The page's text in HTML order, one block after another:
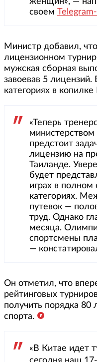
своем
Министр добавил,
лицензионном
мужская сборная
завоевав 5
категориях в копилке
«Теперь
предстоит
лицензию на
Таиланде.
будет
играх в полном
категориях.
путевок —
труд. Однако
месяца.
спортсмены
—
Он отметил, что
рейтинговых
получить порядка 80
спорта.
«В Китае идет